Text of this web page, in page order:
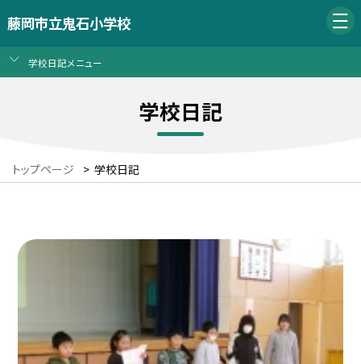
藤岡市立鬼石小学校
学校日記メニュー
学校日記
トップページ > 学校日記